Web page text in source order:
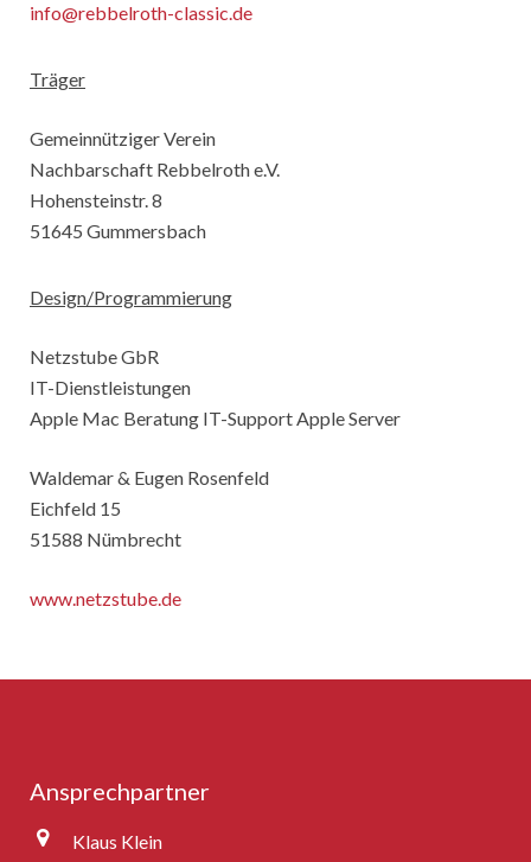
Fotogalerie
Rebbelroth-Classic 2007
Rebbelroth-Classic 2008
Rebbelroth-Classic 2009
Rebbelroth-Classic 2011
Rebbelroth-Classic 2012
Rebbelroth-Classic 2013
Rebbelroth-Classic 2016
Rebbelroth-Classic 2025
info@rebbelroth-classic.de
Träger
Gemeinnütziger Verein
Nachbarschaft Rebbelroth e.V.
Hohensteinstr. 8
51645 Gummersbach
Design/Programmierung
Netzstube GbR
IT-Dienstleistungen
Apple Mac Beratung IT-Support Apple Server
Waldemar & Eugen Rosenfeld
Eichfeld 15
51588 Nümbrecht
www.netzstube.de
Ansprechpartner
Klaus Klein